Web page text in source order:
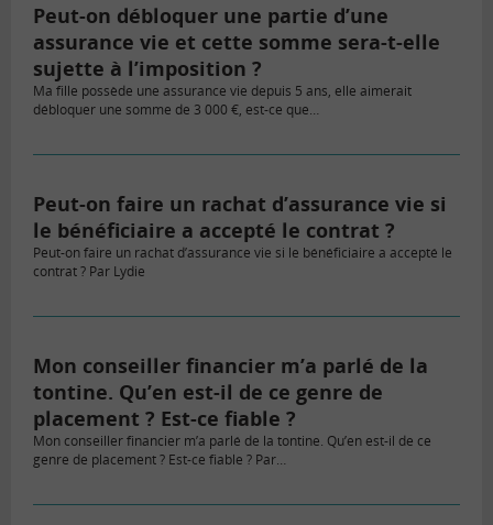
Peut-on débloquer une partie d’une
assurance vie et cette somme sera-t-elle
sujette à l’imposition ?
Ma fille possède une assurance vie depuis 5 ans, elle aimerait
débloquer une somme de 3 000 €, est-ce que…
Peut-on faire un rachat d’assurance vie si
le bénéficiaire a accepté le contrat ?
Peut-on faire un rachat d’assurance vie si le bénéficiaire a accepté le
contrat ? Par Lydie
Mon conseiller financier m’a parlé de la
tontine. Qu’en est-il de ce genre de
placement ? Est-ce fiable ?
Mon conseiller financier m’a parlé de la tontine. Qu’en est-il de ce
genre de placement ? Est-ce fiable ? Par…